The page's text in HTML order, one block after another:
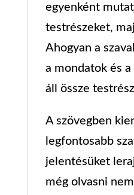
egyenként
testrészeket,
Ahogyan a
a mondatok és
áll össze
A szövegben
legfontosabb
jelentésüket
még olvasni